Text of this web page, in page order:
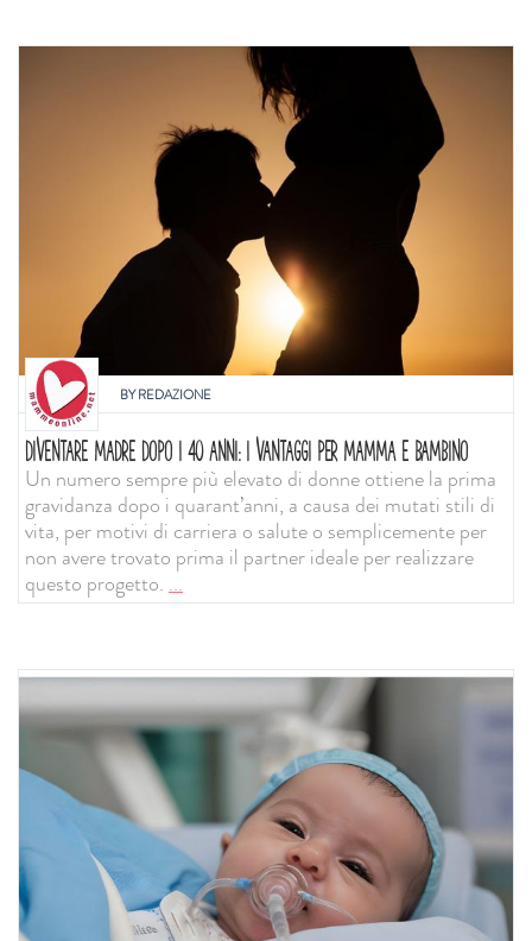
BYREDAZIONE
DIVENTARE MADRE DOPO I 40 ANNI: I VANTAGGI PER MAMMA E BAMBINO
Un numero sempre più elevato di donne ottiene la prima
gravidanza dopo i quarant’anni, a causa dei mutati stili di
vita, per motivi di carriera o salute o semplicemente per
non avere trovato prima il partner ideale per realizzare
questo progetto....